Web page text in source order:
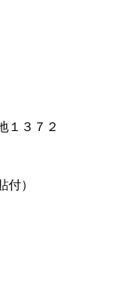
１３７２
）